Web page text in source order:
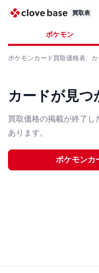
買取表
ポケモン
ポケモンカード買取価格表
カードが見つ
買取価格の掲載が終了
あります。
ポケモンカ